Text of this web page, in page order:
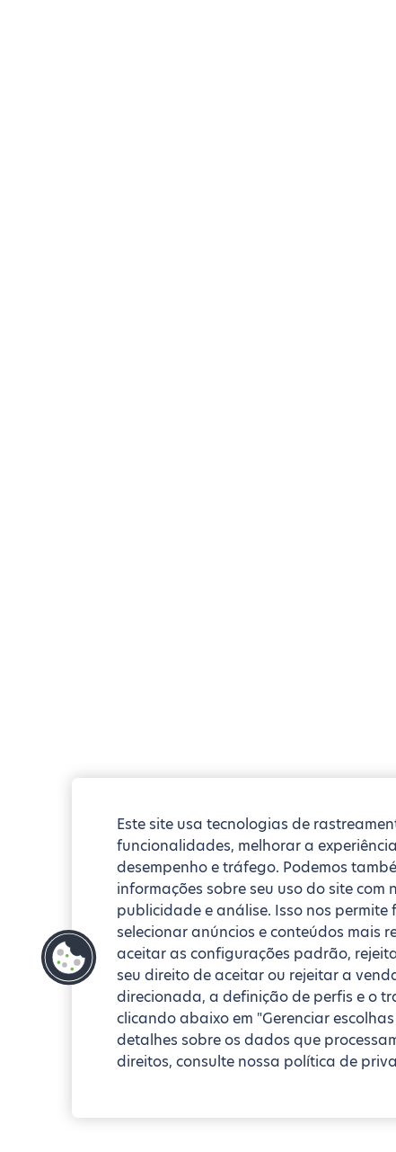
Este site usa tecnologias de
funcionalidades, melhorar a
desempenho e tráfego. Podemos
informações sobre seu uso do site com
publicidade e análise. Isso nos
selecionar anúncios e conteúdos mais
aceitar as configurações padrão,
seu direito de aceitar ou rejeitar a
direcionada, a definição de perfis e o
clicando abaixo em "Gerenciar
detalhes sobre os dados que
direitos, consulte nossa política de